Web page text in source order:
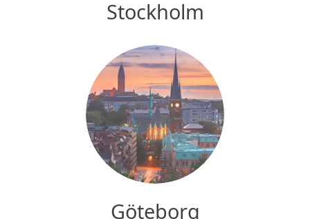
Stockholm
Göteborg